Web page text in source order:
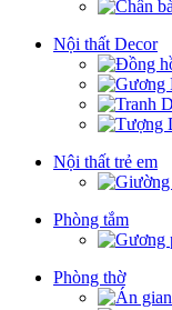
Nội thất Decor
Nội thất trẻ em
Phòng tắm
Phòng thờ